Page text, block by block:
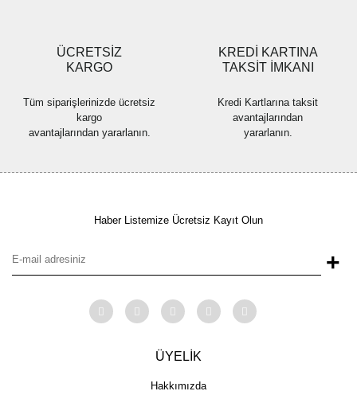
ÜCRETSİZ
KARGO
Tüm siparişlerinizde ücretsiz
kargo
avantajlarından yararlanın.
KREDİ KARTINA
TAKSİT İMKANI
Kredi Kartlarına taksit
avantajlarından
yararlanın.
Haber Listemize Ücretsiz Kayıt Olun
+
ÜYELİK
Hakkımızda